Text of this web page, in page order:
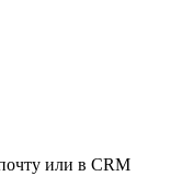
или в CRM